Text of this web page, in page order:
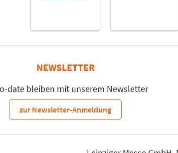
NEWSLETTER
date bleiben mit unserem Newsletter
zur Newsletter-Anmeldung